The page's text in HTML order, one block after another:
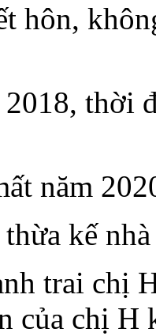
hôn,
thời
năm
kế
trai chị
của chị H